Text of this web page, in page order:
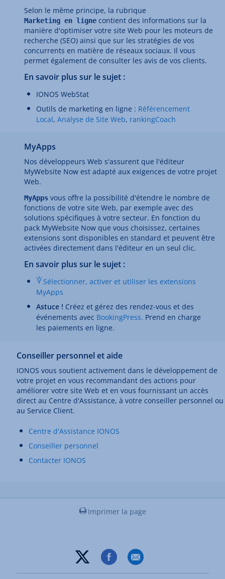
Selon le même principe, la rubrique
Marketing en ligne contient des informations sur la
manière d'optimiser votre site Web pour les moteurs de
recherche (SEO) ainsi que sur les stratégies de vos
concurrents en matière de réseaux sociaux. Il vous
permet également de consulter les avis de vos clients.
En savoir plus sur le sujet :
IONOS WebStat
Outils de marketing en ligne : Référencement
Local, Analyse de Site Web, rankingCoach
MyApps
Nos développeurs Web s'assurent que l'éditeur
MyWebsite Now est adapté aux exigences de votre projet
Web.
MyApps vous offre la possibilité d'étendre le nombre de
fonctions de votre site Web, par exemple avec des
solutions spécifiques à votre secteur. En fonction du
pack MyWebsite Now que vous choisissez, certaines
extensions sont disponibles en standard et peuvent être
activées directement dans l'éditeur en un seul clic.
En savoir plus sur le sujet :
Sélectionner, activer et utiliser les extensions
MyApps
Astuce ! Créez et gérez des rendez-vous et des
événements avec BookingPress. Prend en charge
les paiements en ligne.
Conseiller personnel et aide
IONOS vous soutient activement dans le développement de
votre projet en vous recommandant des actions pour
améliorer votre site Web et en vous fournissant un accès
direct au Centre d'Assistance, à votre conseiller personnel ou
au Service Client.
Centre d'Assistance IONOS
Conseiller personnel
Contacter IONOS
Imprimer la page